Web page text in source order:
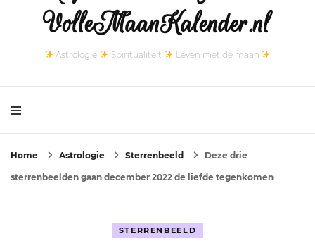
VolleMaanKalender.nl
Astrologie Spiritualiteit Leven met de maan
Home Astrologie Sterrenbeeld Deze drie
sterrenbeelden gaan december 2022 de liefde tegenkomen
STERRENBEELD